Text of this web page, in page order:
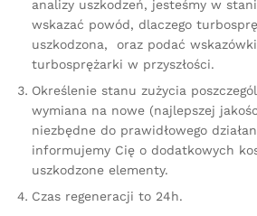
analizy uszkodzeń, jesteśmy w
wskazać powód, dlaczego
uszkodzona, oraz podać
turbosprężarki w przyszłości.
Określenie stanu zużycia
wymiana na nowe (najlepszej
niezbędne do prawidłowego
informujemy Cię o dodatkowych
uszkodzone elementy.
Czas regeneracji to 24h.